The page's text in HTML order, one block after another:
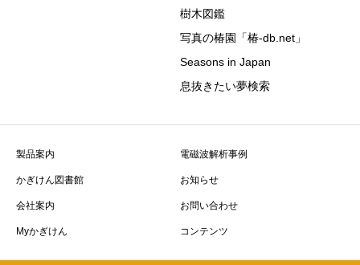
樹木図鑑
写真の椿園「椿-db.net」
Seasons in Japan
息抜きたい夢検索
製品案内 電磁波解析事例
かぎけん図書館 お知らせ
会社案内 お問い合わせ
Myかぎけん コンテンツ